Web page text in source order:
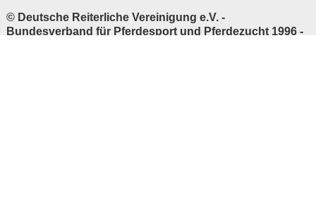
© Deutsche Reiterliche Vereinigung e.V. -
Bundesverband für Pferdesport und Pferdezucht 1996 -